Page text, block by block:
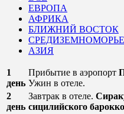
ЕВРОПА
АФРИКА
БЛИЖНИЙ ВОСТОК
СРЕДИЗЕМНОМОРЬЕ
АЗИЯ
1
день
Прибытие в аэропорт
Ужин в отеле.
2
день
Завтрак в отеле.
сицилийского